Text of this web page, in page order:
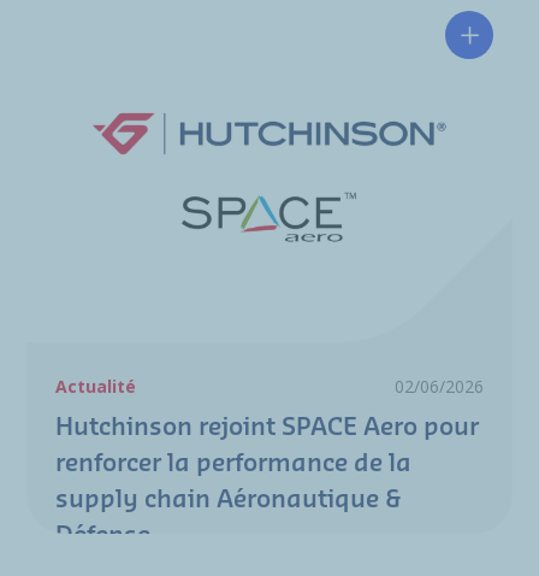
Actualité 02/06/2026
Hutchinson rejoint SPACE Aero pour
renforcer la performance de la
supply chain Aéronautique &
Défense